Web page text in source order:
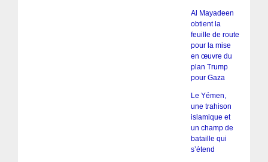
Al Mayadeen
obtient la
feuille de route
pour la mise
en œuvre du
plan Trump
pour Gaza
Le Yémen,
une trahison
islamique et
un champ de
bataille qui
s’étend